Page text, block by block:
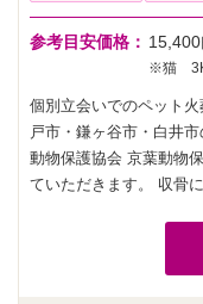
参考目安価格： 15,400
※猫
個別立会いでのペット
戸市・鎌ヶ谷市・白井
動物保護協会 京葉動物
ていただきます。 収骨